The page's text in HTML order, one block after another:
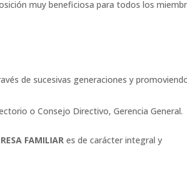
muy beneficiosa para todos los
de sucesivas generaciones y
o Consejo Directivo, Gerencia General.
FAMILIAR es de carácter integral y